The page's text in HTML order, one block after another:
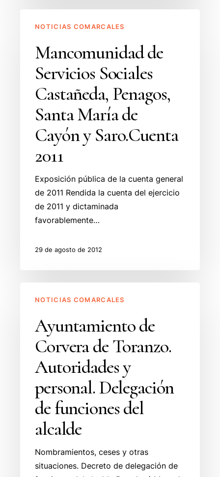
Sociales
Castañeda,
Santa
María
Cayón
2011
NOTICIAS COMARCALES
Mancomunidad de
Servicios Sociales
Castañeda, Penagos,
Santa María de
Cayón y Saro.Cuenta
2011
Exposición pública de la cuenta general
de 2011 Rendida la cuenta del ejercicio
de 2011 y dictaminada
favorablemente…
29 de agosto de 2012
Toranzo.
personal.
Delegación
funciones
alcalde
NOTICIAS COMARCALES
Ayuntamiento de
Corvera de Toranzo.
Autoridades y
personal. Delegación
de funciones del
alcalde
Nombramientos, ceses y otras
situaciones. Decreto de delegación de